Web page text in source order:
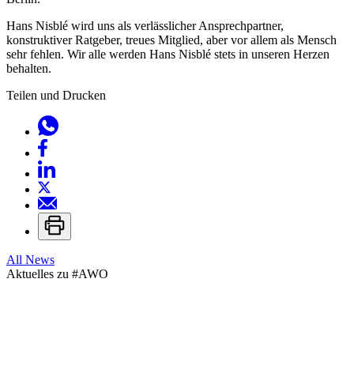
Hans Nisblé wird uns als verlässlicher Ansprechpartner,
konstruktiver Ratgeber, treues Mitglied, aber vor allem als Mensch
sehr fehlen. Wir alle werden Hans Nisblé stets in unseren Herzen
behalten.
Teilen und Drucken
All News
Aktuelles zu #AWO